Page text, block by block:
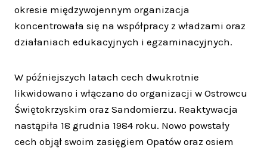
okresie międzywojennym organizacja
koncentrowała się na współpracy z władzami oraz
działaniach edukacyjnych i egzaminacyjnych.
W późniejszych latach cech dwukrotnie
likwidowano i włączano do organizacji w Ostrowcu
Świętokrzyskim oraz Sandomierzu. Reaktywacja
nastąpiła 18 grudnia 1984 roku. Nowo powstały
cech objął swoim zasięgiem Opatów oraz osiem